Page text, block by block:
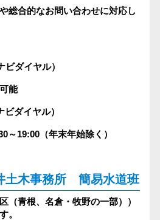
総合的なお問い合わせに対応し
ビダイヤル）
能
ダイヤル）
19:00（年末年始除く）
木事務所 簡易水道班
（青根、名倉・牧野の一部））
。